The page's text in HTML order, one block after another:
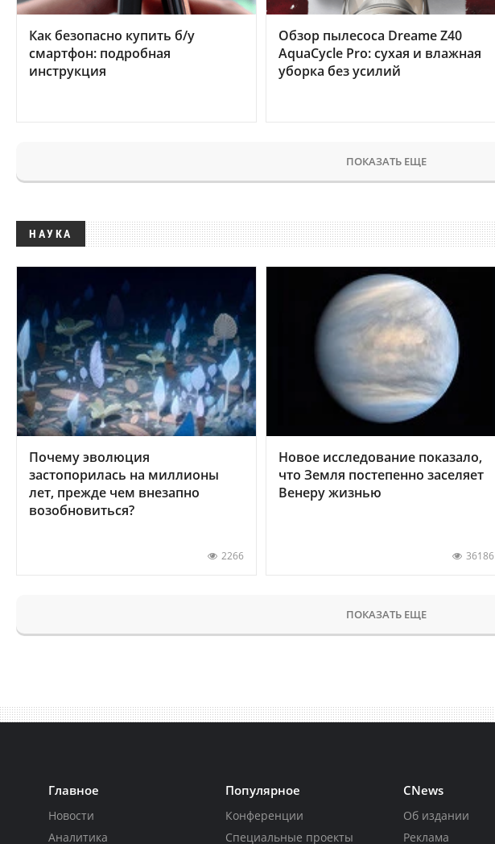
Как безопасно купить б/у
смартфон: подробная
инструкция
Обзор пылесоса Dreame Z40
AquaCycle Pro: сухая и влажная
уборка без усилий
ПОКАЗАТЬ ЕЩЕ
НАУКА
Почему эволюция
застопорилась на миллионы
лет, прежде чем внезапно
возобновиться?
2266
Новое исследование показало,
что Земля постепенно заселяет
Венеру жизнью
36186
ПОКАЗАТЬ ЕЩЕ
Главное
Новости
Аналитика
Популярное
Конференции
Специальные проекты
CNews
Об издании
Реклама